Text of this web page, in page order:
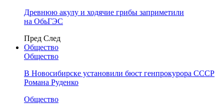
Древнюю акулу и ходячие грибы заприметили
на ОбьГЭС
Пред След
Общество
Общество
В Новосибирске установили бюст генпрокурора СССР
Романа Руденко
Общество